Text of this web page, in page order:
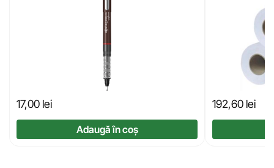
17,00 lei
Adaugă în coș
192,60 lei